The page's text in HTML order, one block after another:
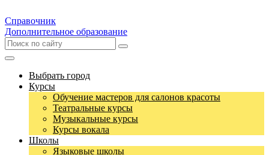
Справочник
Дополнительное образование
Выбрать город
Курсы
Обучение мастеров для салонов красоты
Театральные курсы
Музыкальные курсы
Курсы вокала
Школы
Языковые школы